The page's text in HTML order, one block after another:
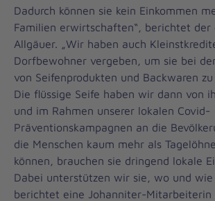
Dadurch können sie kein Einkommen
Familien erwirtschaften“, berichtet der
Allgäuer. „Wir haben auch
Dorfbewohner vergeben, um sie bei
von Seifenprodukten und Backwaren
Die flüssige Seife haben wir dann von
und im Rahmen unserer lokalen Covid-
Präventionskampagnen an die
die Menschen kaum mehr als
können, brauchen sie dringend lokale
Dabei unterstützen wir sie, wo und wie
berichtet eine Johanniter-Mitarbeiterin